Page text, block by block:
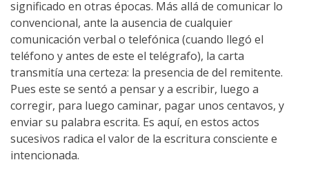
significado en otras épocas. Más allá de comunicar lo
convencional, ante la ausencia de cualquier
comunicación verbal o telefónica (cuando llegó el
teléfono y antes de este el telégrafo), la carta
transmitía una certeza: la presencia de del remitente.
Pues este se sentó a pensar y a escribir, luego a
corregir, para luego caminar, pagar unos centavos, y
enviar su palabra escrita. Es aquí, en estos actos
sucesivos radica el valor de la escritura consciente e
intencionada.